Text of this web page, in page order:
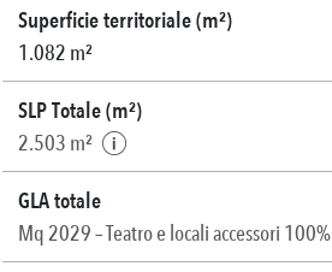
Superficie territoriale (m²)
1.082 m²
SLP Totale (m²)
2.503 m²
GLA totale
Mq 2029 – Teatro e locali accessori 100%